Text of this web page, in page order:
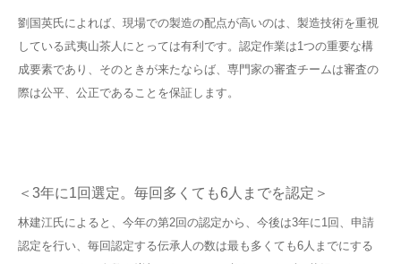
劉国英氏によれば、現場での製造の配点が高いのは、製造技術を重視
している武夷山茶人にとっては有利です。認定作業は1つの重要な構
成要素であり、そのときが来たならば、専門家の審査チームは審査の
際は公平、公正であることを保証します。
＜3年に1回選定。毎回多くても6人までを認定＞
林建江氏によると、今年の第2回の認定から、今後は3年に1回、申請
認定を行い、毎回認定する伝承人の数は最も多くても6人までにする